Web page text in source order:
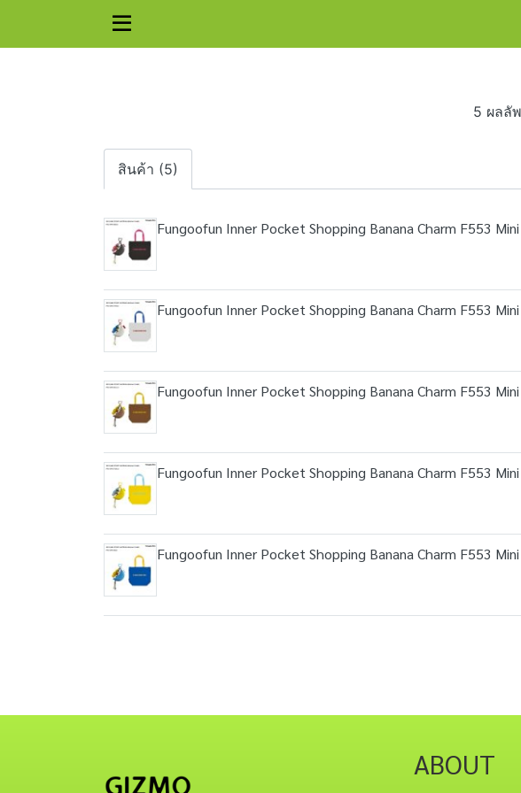
5 ผลลั
สินค้า (5)
Fungoofun Inner Pocket Shopping Banana Charm F553
Fungoofun Inner Pocket Shopping Banana Charm F553
Fungoofun Inner Pocket Shopping Banana Charm F553
Fungoofun Inner Pocket Shopping Banana Charm F553
Fungoofun Inner Pocket Shopping Banana Charm F553
ABOUT